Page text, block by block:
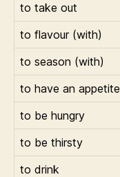
to take out
to flavour (with)
to season (with)
to have an appetite
to be hungry
to be thirsty
to drink